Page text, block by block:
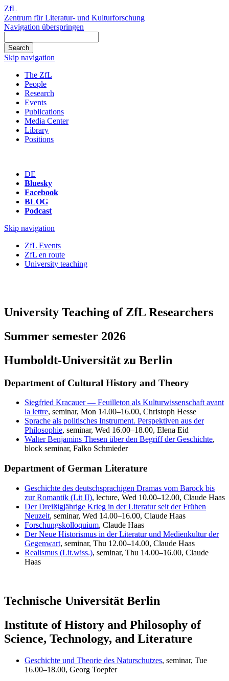
ZfL
Zentrum für Literatur- und Kulturforschung
Navigation überspringen
Skip navigation
The ZfL
People
Research
Events
Publications
Media Center
Library
Positions
DE
Bluesky
Facebook
BLOG
Podcast
Skip navigation
ZfL Events
ZfL en route
University teaching
University Teaching of ZfL Researchers
Summer semester 2026
Humboldt-Universität zu Berlin
Department of Cultural History and Theory
Siegfried Kracauer — Feuilleton als Kulturwissenschaft avant
la lettre, seminar, Mon 14.00–16.00, Christoph Hesse
Sprache als politisches Instrument. Perspektiven aus der
Philosophie, seminar, Wed 16.00–18.00, Elena Eid
Walter Benjamins Thesen über den Begriff der Geschichte,
block seminar, Falko Schmieder
Department of German Literature
Geschichte des deutschsprachigen Dramas vom Barock bis
zur Romantik (Lit II), lecture, Wed 10.00–12.00, Claude Haas
Der Dreißigjährige Krieg in der Literatur seit der Frühen
Neuzeit, seminar, Wed 14.00–16.00, Claude Haas
Forschungskolloquium, Claude Haas
Der Neue Historismus in der Literatur und Medienkultur der
Gegenwart, seminar, Thu 12.00–14.00, Claude Haas
Realismus (Lit.wiss.), seminar, Thu 14.00–16.00, Claude
Haas
Technische Universität Berlin
Institute of History and Philosophy of
Science, Technology, and Literature
Geschichte und Theorie des Naturschutzes, seminar, Tue
16.00–18.00, Georg Toepfer